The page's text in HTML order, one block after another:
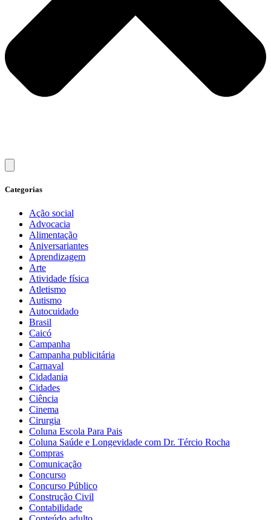
Categorias
Ação social
Advocacia
Alimentação
Aniversariantes
Aprendizagem
Arte
Atividade física
Atletismo
Autismo
Autocuidado
Brasil
Caicó
Campanha
Campanha publicitária
Carnaval
Cidadania
Cidades
Ciência
Cinema
Cirurgia
Coluna Escola Para Pais
Coluna Saúde e Longevidade com Dr. Tércio Rocha
Compras
Comunicação
Concurso
Concurso Público
Construção Civil
Contabilidade